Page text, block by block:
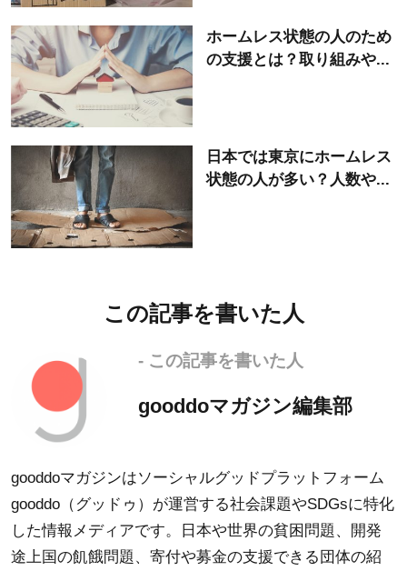
ホームレス状態の人のため
の支援とは？取り組みや...
日本では東京にホームレス
状態の人が多い？人数や...
この記事を書いた人
- この記事を書いた人
gooddoマガジン編集部
gooddoマガジンはソーシャルグッドプラットフォーム
gooddo（グッドゥ）が運営する社会課題やSDGsに特化
した情報メディアです。日本や世界の貧困問題、開発
途上国の飢餓問題、寄付や募金の支援できる団体の紹